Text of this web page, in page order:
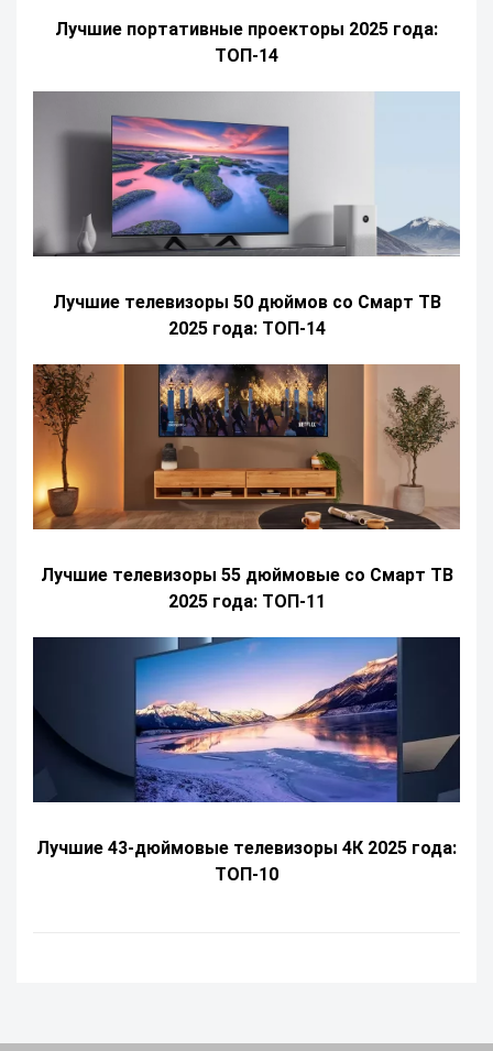
Лучшие портативные проекторы 2025 года:
ТОП-14
Лучшие телевизоры 50 дюймов со Смарт ТВ
2025 года: ТОП-14
Лучшие телевизоры 55 дюймовые со Смарт ТВ
2025 года: ТОП-11
Лучшие 43-дюймовые телевизоры 4К 2025 года:
ТОП-10